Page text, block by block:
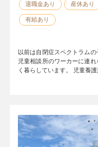
退職金あり 産休あり
有給あり
以前は自閉症スペクトラム
児童相談所のワーカーに連
く暮らしています。 児童養